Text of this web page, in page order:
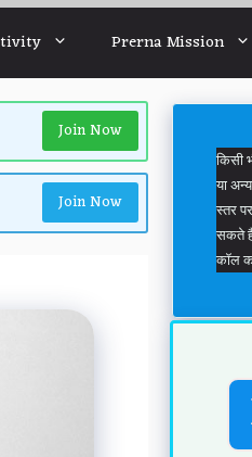
Prerna Mission
Join Now
Join Now
किसी
या
स्तर
सकते
कॉल